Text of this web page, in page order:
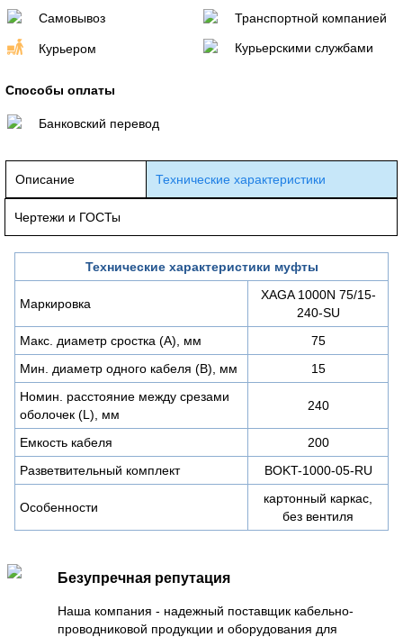
Самовывоз
Курьером
Транспортной компанией
Курьерскими службами
Способы оплаты
Банковский перевод
Описание Технические характеристики
Чертежи и ГОСТы
Технические характеристики муфты
Маркировка
XAGA 1000N 75/15-
240-SU
Макс. диаметр сростка (А), мм
75
Мин. диаметр одного кабеля (В), мм
15
Номин. расстояние между срезами
оболочек (L), мм
240
Емкость кабеля
200
Разветвительный комплект
BOKT-1000-05-RU
Особенности
картонный каркас,
без вентиля
Безупречная репутация
Наша компания - надежный поставщик кабельно-
проводниковой продукции и оборудования для